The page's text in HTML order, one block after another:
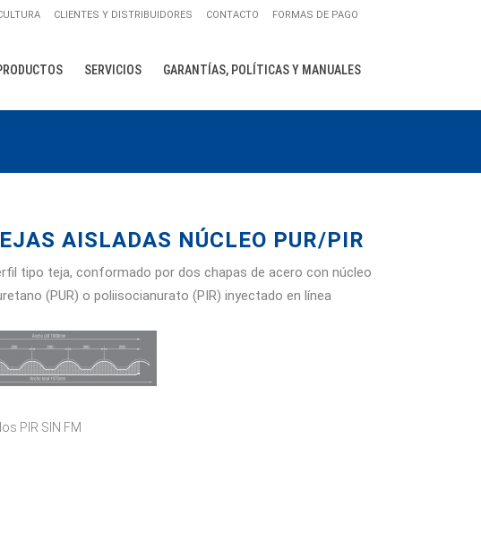
CLIENTES Y DISTRIBUIDORES CONTACTO FORMAS DE PAGO
PANELES TRAPEZOIDALES
OTROS PANELES PARA
CUBIERTAS
OTROS PANELES PARA
PANELES CON AISLACIÓN
HOJALATERÍA
SERVICIOS GARANTÍAS, POLÍTICAS Y MANUALES
AISLADAS NÚCLEO PUR/PIR
tipo teja, conformado por dos chapas de acero con núcleo
(PUR) o poliisocianurato (PIR) inyectado en línea
PIR SIN FM